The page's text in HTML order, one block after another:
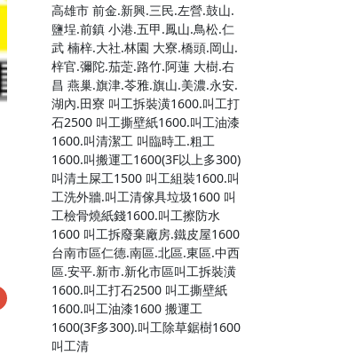
高雄市 前金.新興.三民.左營.鼓山.
鹽埕.前鎮 小港.五甲.鳳山.鳥松.仁
武 楠梓.大社.林園 大寮.橋頭.岡山.
梓官.彌陀.茄萣.路竹.阿蓮 大樹.右
昌 燕巢.旗津.苓雅.旗山.美濃.永安.
湖內.田寮 叫工拆裝潢1600.叫工打
石2500 叫工撕壁紙1600.叫工油漆
1600.叫清潔工 叫臨時工.粗工
1600.叫搬運工1600(3F以上多300)
叫清土屎工1500 叫工組裝1600.叫
工洗外牆.叫工清傢具垃圾1600 叫
工檢骨燒紙錢1600.叫工擦防水
1600 叫工拆廢棄廠房.鐵皮屋1600
台南市區仁德.南區.北區.東區.中西
區.安平.新市.新化市區叫工拆裝潢
1600.叫工打石2500 叫工撕壁紙
1600.叫工油漆1600 搬運工
1600(3F多300).叫工除草鋸樹1600
叫工清